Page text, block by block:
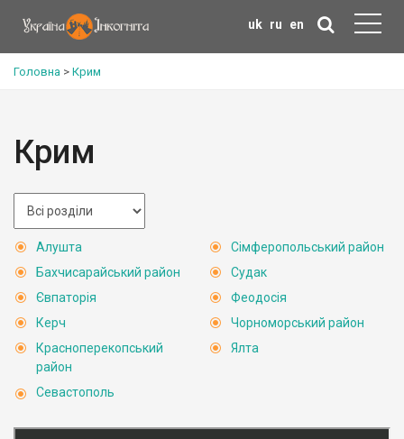
uk ru en
Головна > Крим
Крим
Алушта
Бахчисарайський район
Євпаторія
Керч
Красноперекопський
район
Севастополь
Сімферопольський район
Судак
Феодосія
Чорноморський район
Ялта